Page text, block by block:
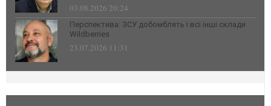
03.08.2026 20:24
Перспектива: ЗСУ добомблять і всі інші склади
Wildberries
23.07.2026 11:31